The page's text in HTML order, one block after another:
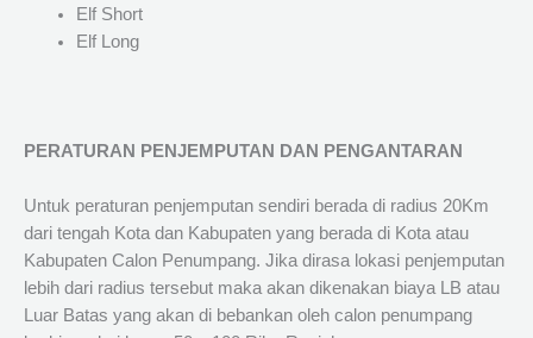
Elf Short
Elf Long
PERATURAN PENJEMPUTAN DAN PENGANTARAN
Untuk peraturan penjemputan sendiri berada di radius 20Km
dari tengah Kota dan Kabupaten yang berada di Kota atau
Kabupaten Calon Penumpang. Jika dirasa lokasi penjemputan
lebih dari radius tersebut maka akan dikenakan biaya LB atau
Luar Batas yang akan di bebankan oleh calon penumpang